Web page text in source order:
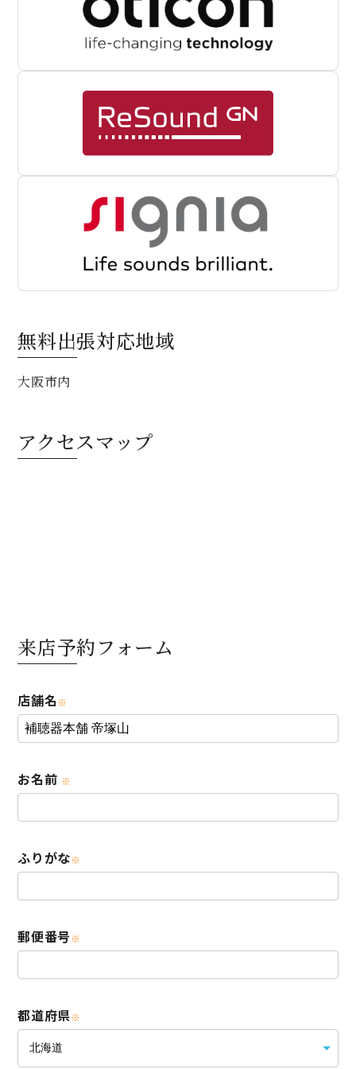
無料出張対応地域
大阪市内
アクセスマップ
来店予約フォーム
店舗名※
お名前 ※
ふりがな※
郵便番号※
都道府県※